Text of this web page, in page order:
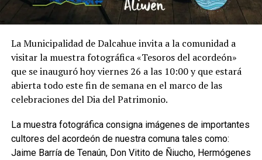
La Municipalidad de Dalcahue invita a la comunidad a
visitar la muestra fotográfica «Tesoros del acordeón»
que se inauguró hoy viernes 26 a las 10:00 y que estará
abierta todo este fin de semana en el marco de las
celebraciones del Dia del Patrimonio.
La muestra fotográfica consigna imágenes de importantes
cultores del acordeón de nuestra comuna tales como:
Jaime Barría de Tenaún, Don Vitito de Ñiucho, Hermógenes